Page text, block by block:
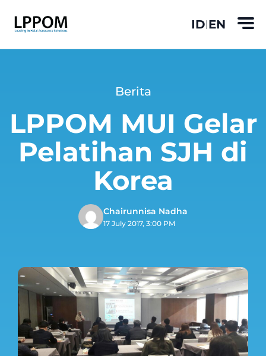
ID|EN
Berita
LPPOM MUI Gelar
Pelatihan SJH di
Korea
Chairunnisa Nadha
17 July 2017, 3:00 PM